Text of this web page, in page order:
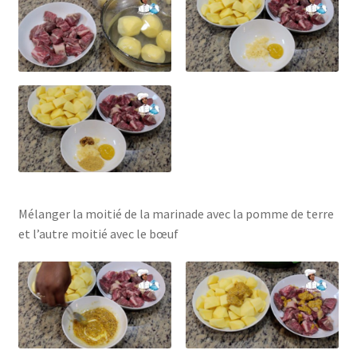
Mélanger la moitié de la marinade avec la pomme de terre
et l’autre moitié avec le bœuf